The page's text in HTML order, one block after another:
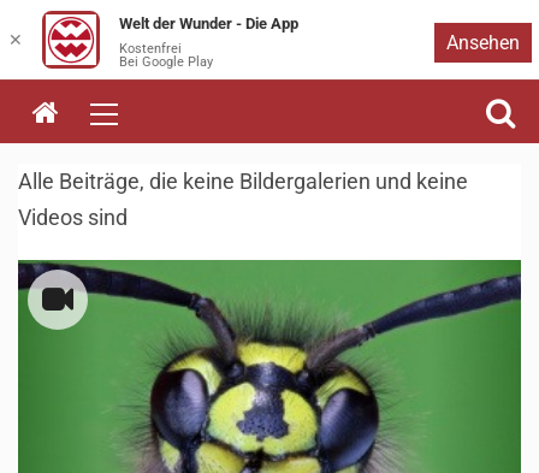
Zum
Inhalt
springen
Alle Beiträge, die keine Bildergalerien und keine
Videos sind
✕
Welt der Wunder - Die App
Kostenfrei
Bei Google Play
Ansehen